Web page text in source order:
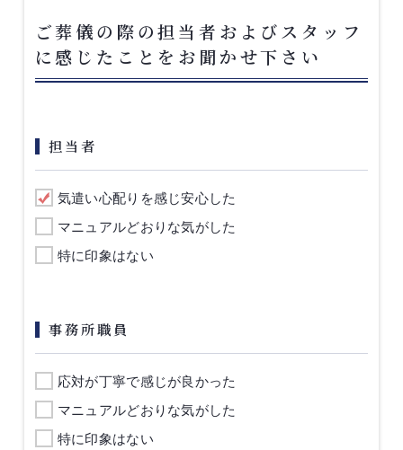
ご葬儀の際の担当者およびスタッフ
に感じたことをお聞かせ下さい
担当者
気遣い心配りを感じ安心した
マニュアルどおりな気がした
特に印象はない
事務所職員
応対が丁寧で感じが良かった
マニュアルどおりな気がした
特に印象はない